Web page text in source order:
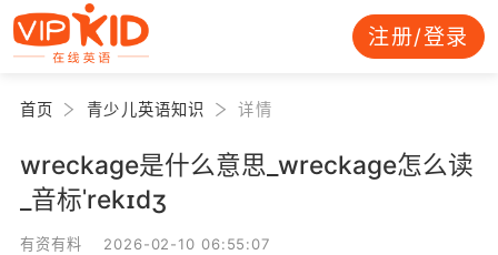
注册/登录
首页 青少儿英语知识 详情
wreckage是什么意思_wreckage怎么读
_音标ˈrekɪdʒ
有资有料 2026-02-10 06:55:07